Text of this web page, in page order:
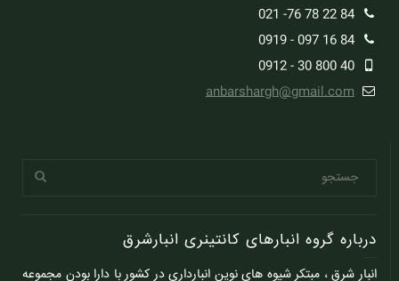
84 22 78 76- 021
84 16 097 - 0919
40 800 30 - 0912
anbarshargh@gmail.com
درباره گروه انبارهای کانتینری انبارشرق
انبار شرق ، مبتکر شیوه های نوین انبارداری در کشور با دارا بودن مجموعه